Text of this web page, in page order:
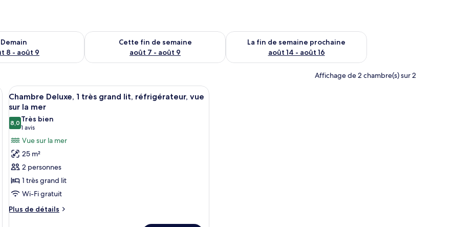
Demain
8 - août 9
pour demain août 8 - août 9
Cette fin de semaine
août 7 - août 9
Vérifier la disponibilité pour cette fin de semaine août 7 - août 9
La fin de semaine prochaine
août 14 - août 16
Vérifier la disponibilité pour la fin de semaine prochaine août
Affichage de 2 chambre(s) sur 2
lit, une table de chevet dotée d’une lampe et un élément décoratif mural.
Afficher
toutes
les
photos
pour
ce
type
de
chambre :
Chambre
Deluxe,
Chambre Deluxe, 1 très grand lit, réfrigérateur, vue sur la mer | Literie de qualité, système d’insonorisation, fer et
12
Chambre Deluxe, 1 très grand lit, réfrigérateur, vue
sur la mer
8,08,0 sur 10
Très bien
1 avis
(1 avis)
Vue sur la mer
25 m²
2 personnes
1 très grand lit
Wi-Fi gratuit
Plus de détails
Plus